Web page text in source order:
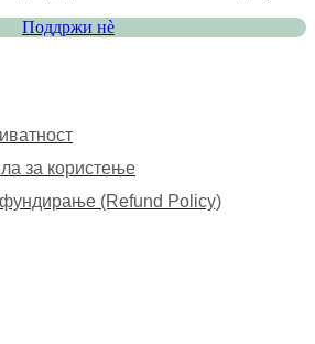
Поддржи нѐ
за користење
(Refund Policy)